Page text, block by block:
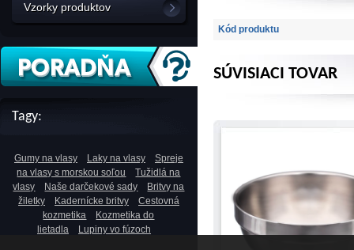
Vzorky produktov
Tagy:
Gumy na vlasy Laky na vlasy
Spreje
na vlasy s morskou soľou
Tužidlá na
vlasy
Naše darčekové sady
Britvy na
žiletky
Kadernícke britvy
Cestovná
kozmetika
Kozmetika do
lietadla
Lupiny vo fúzoch
Kód produktu
SÚVISIACI TOVAR